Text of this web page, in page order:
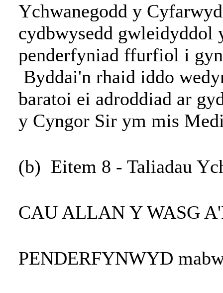
Ychwanegodd y
cydbwysedd
penderfyniad ffurfiol i
Byddai'n rhaid iddo
baratoi ei adroddiad ar
y Cyngor Sir ym mis
(b) Eitem 8 - Taliadau
CAU ALLAN Y WASG
PENDERFYNWYD